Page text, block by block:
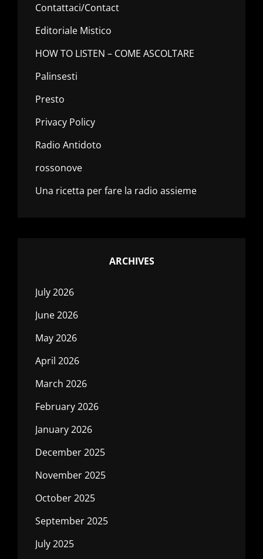
Contattaci/Contact
Editoriale Mistico
HOW TO LISTEN – COME ASCOLTARE
Palinsesti
Presto
Privacy Policy
Radio Antidoto
rossonove
Una ricetta per fare la radio assieme
ARCHIVES
July 2026
June 2026
May 2026
April 2026
March 2026
February 2026
January 2026
December 2025
November 2025
October 2025
September 2025
July 2025